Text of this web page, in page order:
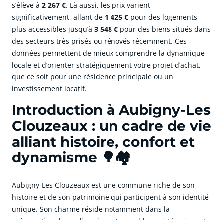
s’élève à 2 267 €. Là aussi, les prix varient
significativement, allant de 1 425 € pour des logements
plus accessibles jusqu’à 3 548 € pour des biens situés dans
des secteurs très prisés ou rénovés récemment. Ces
données permettent de mieux comprendre la dynamique
locale et d’orienter stratégiquement votre projet d’achat,
que ce soit pour une résidence principale ou un
investissement locatif.
Introduction à Aubigny-Les
Clouzeaux : un cadre de vie
alliant histoire, confort et
dynamisme 🌳🏘️
Aubigny-Les Clouzeaux est une commune riche de son
histoire et de son patrimoine qui participent à son identité
unique. Son charme réside notamment dans la